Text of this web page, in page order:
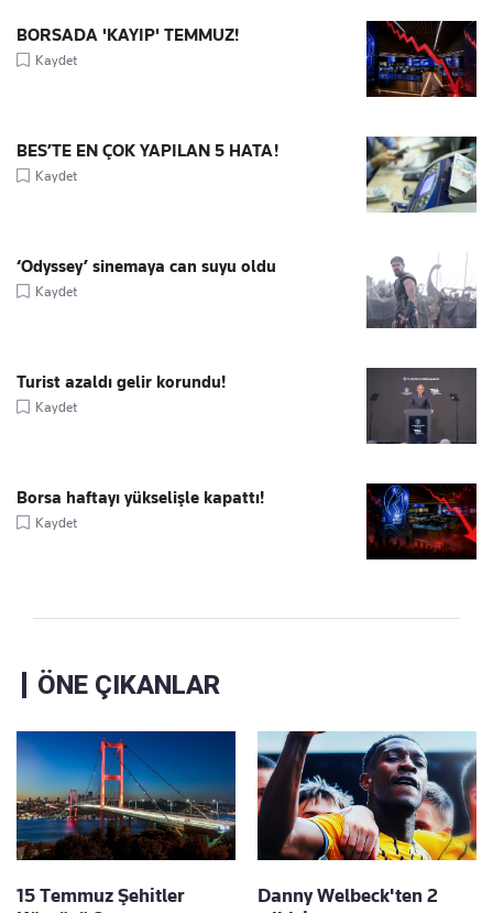
BORSADA 'KAYIP' TEMMUZ!
Kaydet
BES’TE EN ÇOK YAPILAN 5 HATA!
Kaydet
‘Odyssey’ sinemaya can suyu oldu
Kaydet
Turist azaldı gelir korundu!
Kaydet
Borsa haftayı yükselişle kapattı!
Kaydet
ÖNE ÇIKANLAR
15 Temmuz Şehitler
Danny Welbeck'ten 2